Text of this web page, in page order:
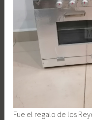
Fue el regalo de los